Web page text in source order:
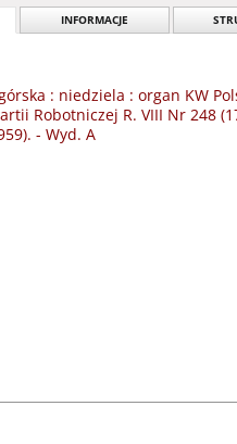
INFORMACJE
: niedziela : organ KW
Robotniczej R. VIII Nr 248
- Wyd. A